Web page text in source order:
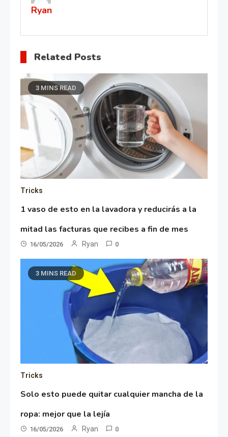
Ryan
Related Posts
3 MINS READ
Tricks
1 vaso de esto en la lavadora y reducirás a la
mitad las facturas que recibes a fin de mes
16/05/2026 Ryan 0
3 MINS READ
Tricks
Solo esto puede quitar cualquier mancha de la
ropa: mejor que la lejía
16/05/2026 Ryan 0